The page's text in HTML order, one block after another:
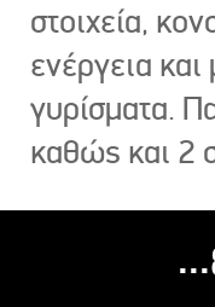
στοιχεία,
ενέργεια
γυρίσματα.
καθώς και 2